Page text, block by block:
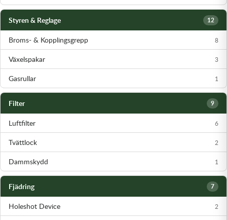
Styren & Reglage 12
Broms- & Kopplingsgrepp 8
Växelspakar 3
Gasrullar 1
Filter 9
Luftfilter 6
Tvättlock 2
Dammskydd 1
Fjädring 7
Holeshot Device 2